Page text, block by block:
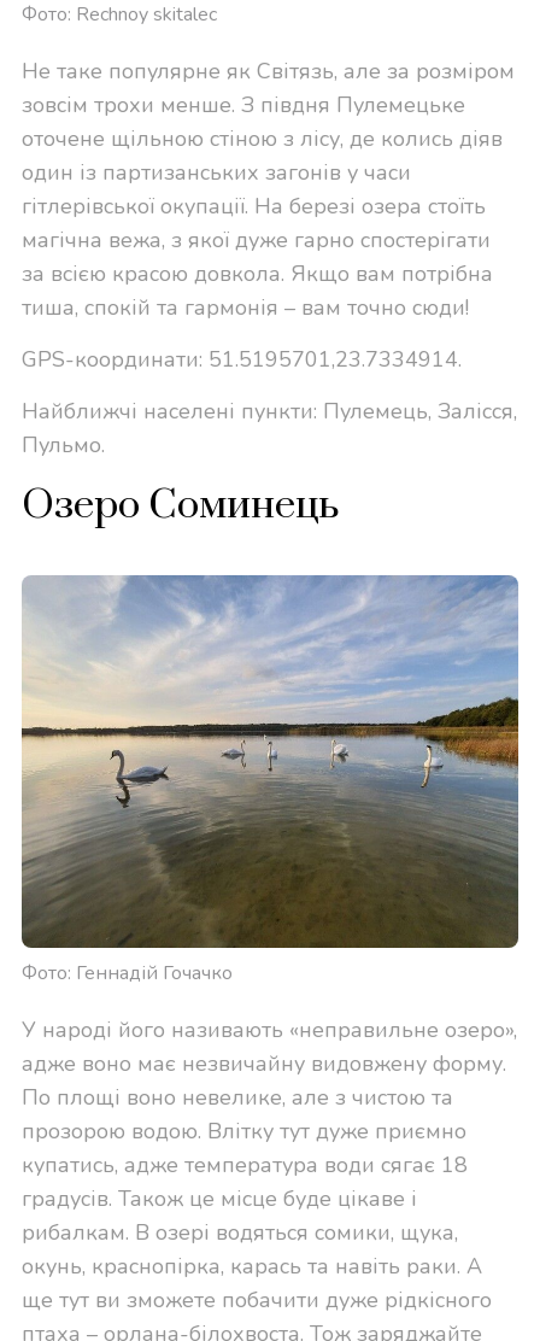
Фото: Rechnoy skitalec
Не таке популярне як Світязь, але за розміром
зовсім трохи менше. З півдня Пулемецьке
оточене щільною стіною з лісу, де колись діяв
один із партизанських загонів у часи
гітлерівської окупації. На березі озера стоїть
магічна вежа, з якої дуже гарно спостерігати
за всією красою довкола. Якщо вам потрібна
тиша, спокій та гармонія – вам точно сюди!
GPS-координати: 51.5195701,23.7334914.
Найближчі населені пункти: Пулемець, Залісся,
Пульмо.
Озеро Соминець
Фото: Геннадій Гочачко
У народі його називають «неправильне озеро»,
адже воно має незвичайну видовжену форму.
По площі воно невелике, але з чистою та
прозорою водою. Влітку тут дуже приємно
купатись, адже температура води сягає 18
градусів. Також це місце буде цікаве і
рибалкам. В озері водяться сомики, щука,
окунь, краснопірка, карась та навіть раки. А
ще тут ви зможете побачити дуже рідкісного
птаха – орлана-білохвоста. Тож заряджайте